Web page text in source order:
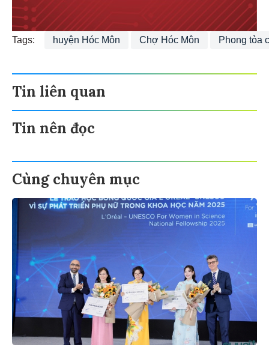
Tags: huyện Hóc Môn Chợ Hóc Môn Phong tỏa
Tin liên quan
Tin nên đọc
Cùng chuyên mục